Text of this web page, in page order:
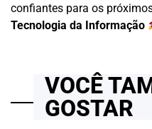
confiantes para os
Tecnologia da Informação
VOCÊ
GOSTAR